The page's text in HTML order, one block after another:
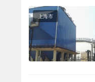
上海市